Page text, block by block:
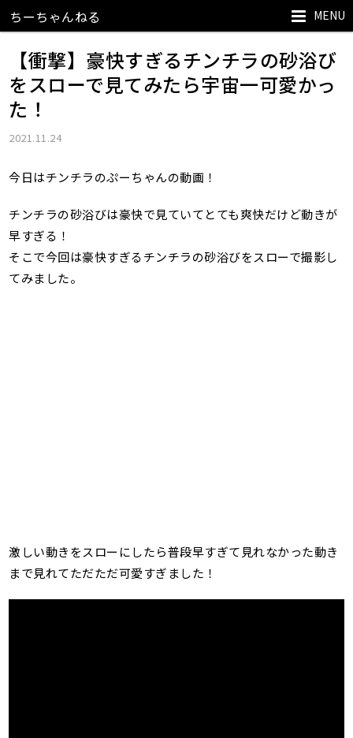
MENU
ちーちゃんねる
【衝撃】豪快すぎるチンチラの砂浴び
をスローで見てみたら宇宙一可愛かっ
た！
2021.11.24
今日はチンチラのぷーちゃんの動画！
チンチラの砂浴びは豪快で見ていてとても爽快だけど動きが
早すぎる！
そこで今回は豪快すぎるチンチラの砂浴びをスローで撮影し
てみました。
激しい動きをスローにしたら普段早すぎて見れなかった動き
まで見れてただただ可愛すぎました！